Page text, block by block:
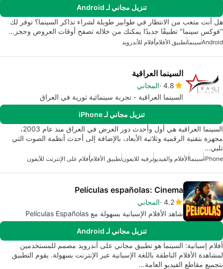
تنزيل مجاني لـ Android
هل أنت متعب من الانتظار في طوابير طويلة لشراء تذاكر السينما؟ توفر لك
"فوكس سينما" تطبيقًا جديدًا يمكنك من خلاله تصفح أوقات العروض وحجز…
Androidسينماتطبيق الأفلامأفلام للأندرويد
السينما العراقية
4.8 المجاني
السينما العراقية - تجربة سينمائية ثورية في العراق
تنزيل مجاني لـ iPhone
السينما العراقية هي أول وأحدث دور العرض في العراق منذ عام 2003،
مجهزة بتقنية الرقمية وثلاثية الأبعاد، بالإضافة إلى أحدث أنظمة الصوت التي
تلبي…
iPhoneسينماالأفلام والفيديوترفيه للايفونتطبيق الأفلامأفلام على الإنترنت للآيفون
Películas españolas: Cinema
4.2 المجاني
شاهد الأفلام الإسبانية بسهولة مع Películas Españolas
تنزيل مجاني لـ Android
أفلام إسبانية: السينما هو تطبيق مجاني على أندرويد مصمم للمستخدمين
لمشاهدة الأفلام الناطقة باللغة الإسبانية عبر الإنترنت بسهولة. يقوم التطبيق
بتجميع مقاطع الفيديو العامة…